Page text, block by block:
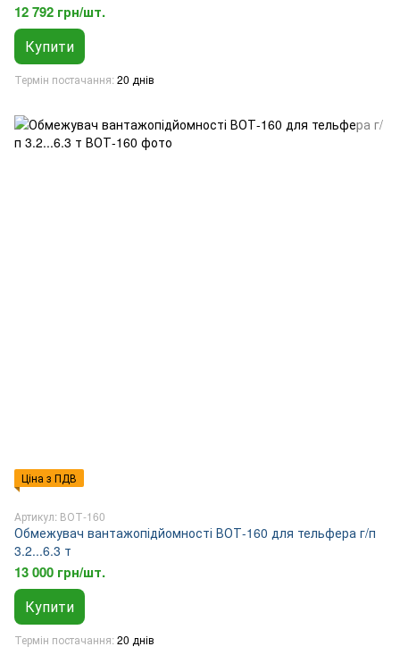
12 792 грн/шт.
Купити
Термін постачання 20 днів
Ціна з ПДВ
Артикул: ВОТ-160
Обмежувач вантажопідйомності ВОТ-160 для тельфера г/п
3.2...6.3 т
13 000 грн/шт.
Купити
Термін постачання 20 днів